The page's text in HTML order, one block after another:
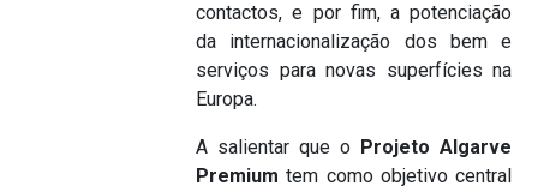
contactos, e por fim, a potenciação
da internacionalização dos bem e
serviços para novas superfícies na
Europa.
A salientar que o Projeto Algarve
Premium tem como objetivo central